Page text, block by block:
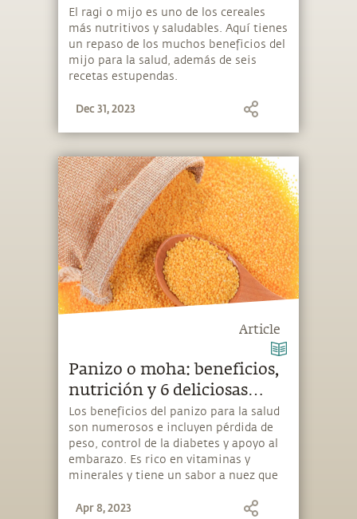
fáciles con ragi
El ragi o mijo es uno de los cereales
más nutritivos y saludables. Aquí tienes
un repaso de los muchos beneficios del
mijo para la salud, además de seis
recetas estupendas.
Dec 31, 2023
Article
Panizo o moha: beneficios,
nutrición y 6 deliciosas
recetas
Los beneficios del panizo para la salud
son numerosos e incluyen pérdida de
peso, control de la diabetes y apoyo al
embarazo. Es rico en vitaminas y
minerales y tiene un sabor a nuez que
del arroz o el trigo en diversas recetas.
Apr 8, 2023